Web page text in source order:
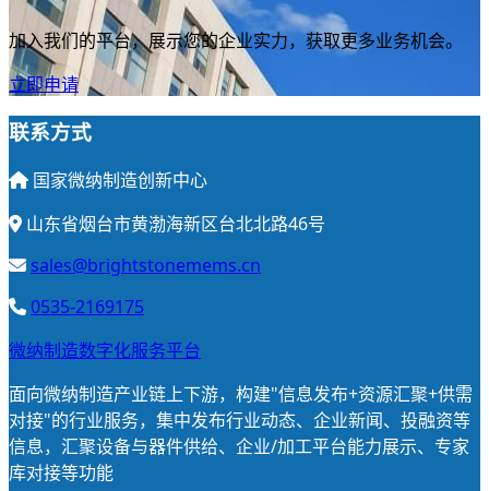
加入我们的平台，展示您的企业实力，获取更多业务机会。
立即申请
联系方式
国家微纳制造创新中心
山东省烟台市黄渤海新区台北北路46号
sales@brightstonemems.cn
0535-2169175
微纳制造数字化服务平台
面向微纳制造产业链上下游，构建"信息发布+资源汇聚+供需
对接"的行业服务，集中发布行业动态、企业新闻、投融资等
信息，汇聚设备与器件供给、企业/加工平台能力展示、专家
库对接等功能